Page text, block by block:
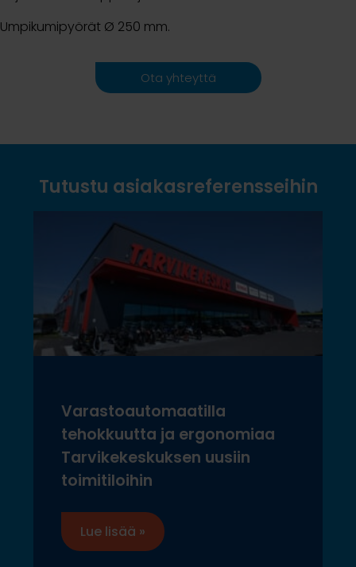
Umpikumipyörät Ø 250 mm.
Ota yhteyttä
Tutustu asiakasreferensseihin
Varastoautomaatilla
tehokkuutta ja ergonomiaa
Tarvikekeskuksen uusiin
toimitiloihin
Lue lisää »